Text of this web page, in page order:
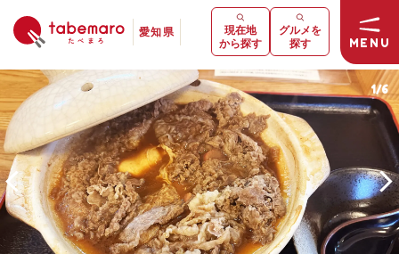
愛知県
MENU
現在地
から探す
グルメを
探す
1/6